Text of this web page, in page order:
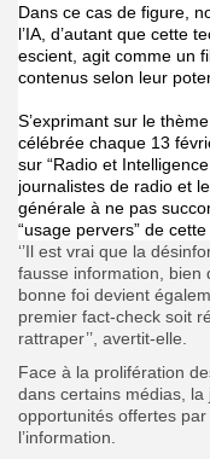
Dans ce cas de figure,
l’IA, d’autant que cette
escient, agit comme un
contenus selon leur
S’exprimant sur le
célébrée chaque 13
sur “Radio et
journalistes de radio et
générale à ne pas
“usage pervers” de
‘’Il est vrai que la
fausse information, bien
bonne foi devient
premier fact-check soit
rattraper’’, avertit-elle.
Face à la prolifération
dans certains médias,
opportunités offertes par
l’information.